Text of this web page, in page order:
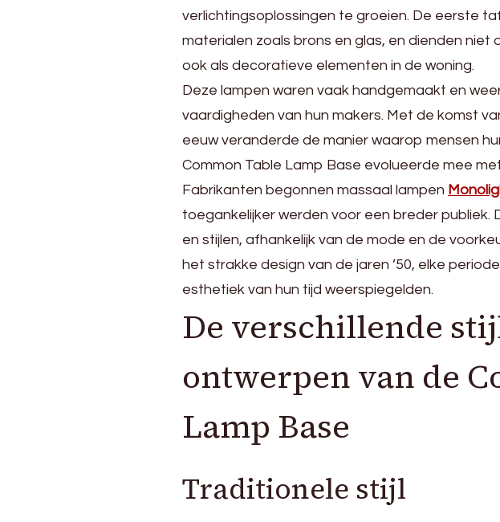
verlichtingsoplossingen te groeien. De eerste
materialen zoals brons en glas, en dienden
ook als decoratieve elementen in de woning.
Deze lampen waren vaak handgemaakt en
vaardigheden van hun makers. Met de komst
eeuw veranderde de manier waarop mensen
Common Table Lamp Base evolueerde mee
Fabrikanten begonnen massaal lampen
toegankelijker werden voor een breder publiek.
en stijlen, afhankelijk van de mode en de
het strakke design van de jaren ’50, elke
esthetiek van hun tijd weerspiegelden.
De verschillende
ontwerpen van de
Lamp Base
Traditionele stijl